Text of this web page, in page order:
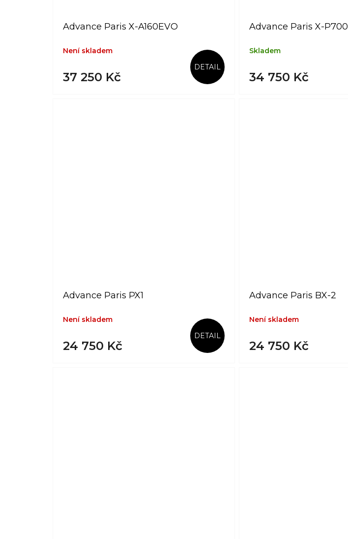
Advance Paris X-A160EVO
Není skladem
37 250 Kč
DETAIL
Advance Paris X-P700
Skladem
34 750 Kč
Advance Paris PX1
Není skladem
24 750 Kč
DETAIL
Advance Paris BX-2
Není skladem
24 750 Kč